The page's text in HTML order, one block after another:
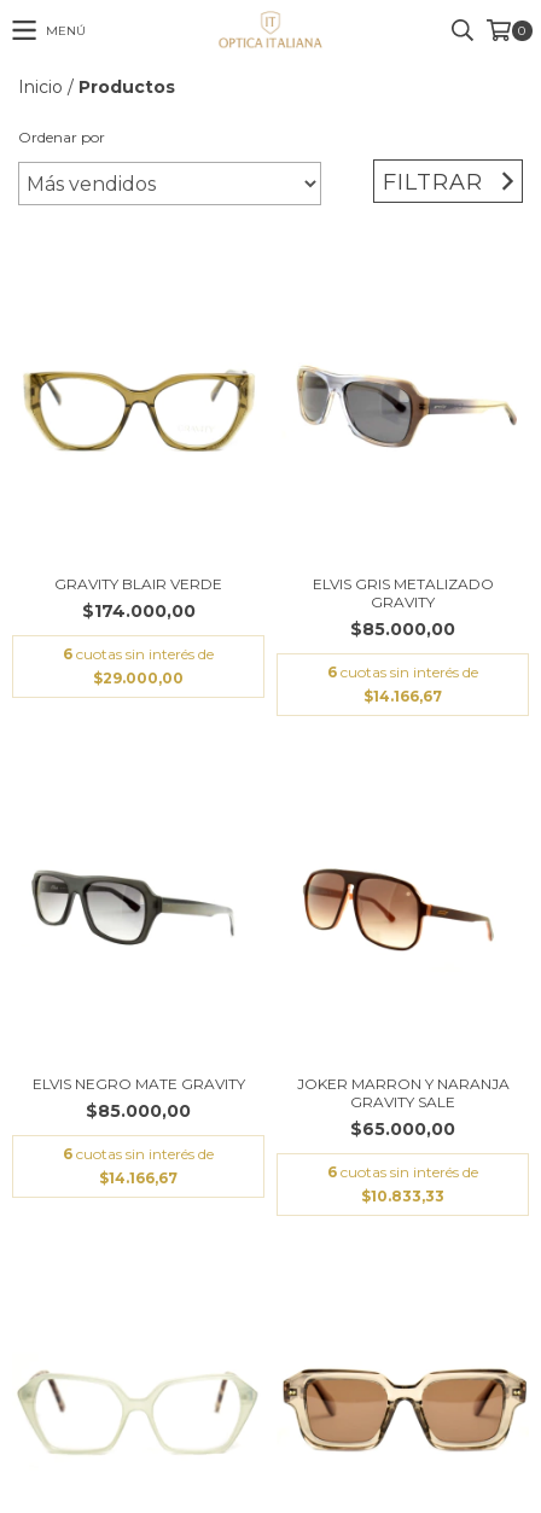
MENÚ 0
Inicio / Productos
Ordenar por
FILTRAR
GRAVITY BLAIR VERDE
$174.000,00
6 cuotas sin interés de
$29.000,00
ELVIS GRIS METALIZADO
GRAVITY
$85.000,00
6 cuotas sin interés de
$14.166,67
ELVIS NEGRO MATE GRAVITY
$85.000,00
6 cuotas sin interés de
$14.166,67
JOKER MARRON Y NARANJA
GRAVITY SALE
$65.000,00
6 cuotas sin interés de
$10.833,33